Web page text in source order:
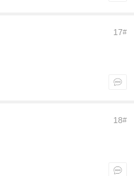
17#
18#